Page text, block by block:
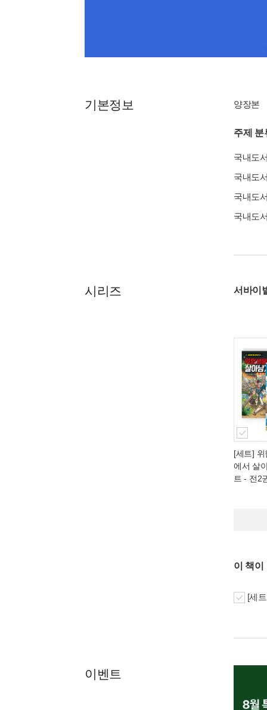
기본정보 양장본
주제 분
국내도
국내도
국내도
국내도
시리즈 서바이
[세트]
에서 살
트 - 전2
이 책이
[세
이벤트